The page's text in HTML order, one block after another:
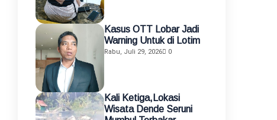
Kasus OTT Lobar Jadi
Warning Untuk di Lotim
Rabu, Juli 29, 2026 0
Kali Ketiga,Lokasi
Wisata Dende Seruni